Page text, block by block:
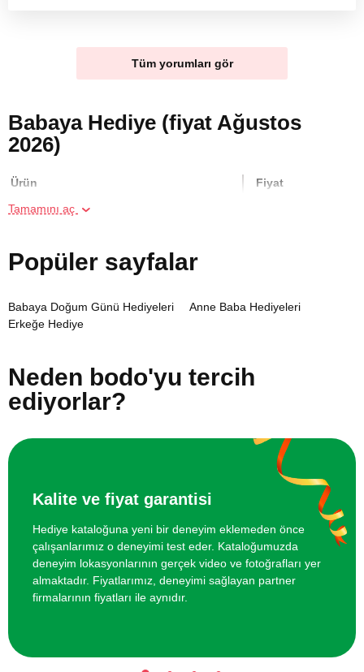
Tüm yorumları gör
Babaya Hediye (fiyat Ağustos
2026)
Ürün Fiyat
Aile için Ormanda At Gezisi
İki Kişi için San Sebastian Cheesecake
Yapım Dersi
4000 TL
Tamamını aç
Popüler sayfalar
Babaya Doğum Günü Hediyeleri
Anne Baba Hediyeleri
Erkeğe Hediye
Neden bodo'yu tercih
ediyorlar?
Kalite ve fiyat garantisi
Hediye kataloğuna yeni bir deneyim eklemeden önce
çalışanlarımız o deneyimi test eder. Kataloğumuzda
deneyim lokasyonlarının gerçek video ve fotoğrafları yer
almaktadır. Fiyatlarımız, deneyimi sağlayan partner
firmalarının fiyatları ile aynıdır.